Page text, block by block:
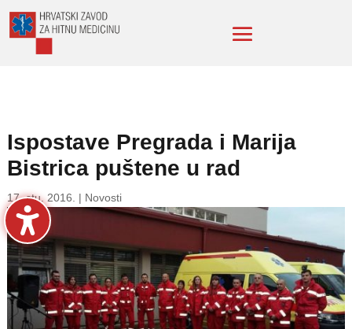
Ispostave Pregrada i Marija
Bistrica puštene u rad
17. stu. 2016. | Novosti